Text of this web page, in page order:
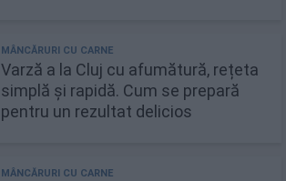
Varză a la Cluj cu afumătură, rețeta
simplă și rapidă. Cum se prepară
pentru un rezultat delicios